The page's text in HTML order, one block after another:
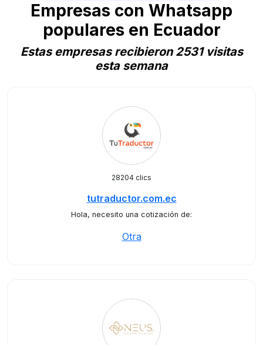
Empresas con Whatsapp
populares en Ecuador
Estas empresas recibieron 2531 visitas
esta semana
28204 clics
tutraductor.com.ec
Hola, necesito una cotización de:
Otra